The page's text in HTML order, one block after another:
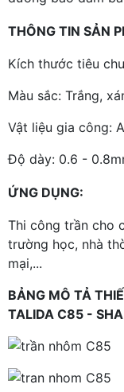
THÔNG TIN SẢN
Kích thước tiêu
Màu sắc: Trắng,
Vật liệu gia công:
Độ dày: 0.6 -
ỨNG DỤNG:
Thi công trần cho
trường học, nhà
mại,...
BẢNG MÔ TẢ
TALIDA C85 -